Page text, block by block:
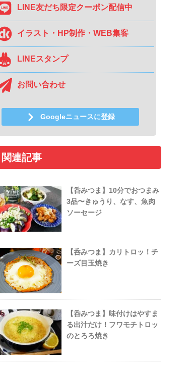
LINE友だち限定クーポン配信中
イラスト・HP制作・WEB集客
LINEスタンプ
お問い合わせ
Googleニュースに登録
関連記事
【呑みつま】10分でおつまみ
3品〜きゅうり、なす、魚肉
ソーセージ
【呑みつま】カリトロッ！チ
ーズ目玉焼き
【呑みつま】味付けはやすま
る出汁だけ！フワモチトロッ
のとろろ焼き